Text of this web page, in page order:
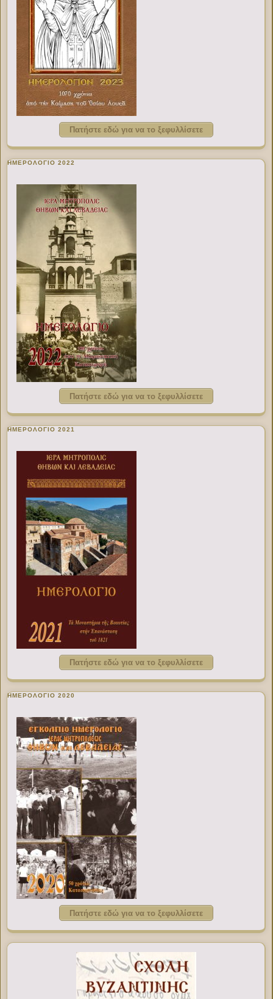
Πατήστε εδώ για να το ξεφυλλίσετε
ΗΜΕΡΟΛΟΓΙΟ 2022
Πατήστε εδώ για να το ξεφυλλίσετε
ΗΜΕΡΟΛΟΓΙΟ 2021
Πατήστε εδώ για να το ξεφυλλίσετε
ΗΜΕΡΟΛΟΓΙΟ 2020
Πατήστε εδώ για να το ξεφυλλίσετε